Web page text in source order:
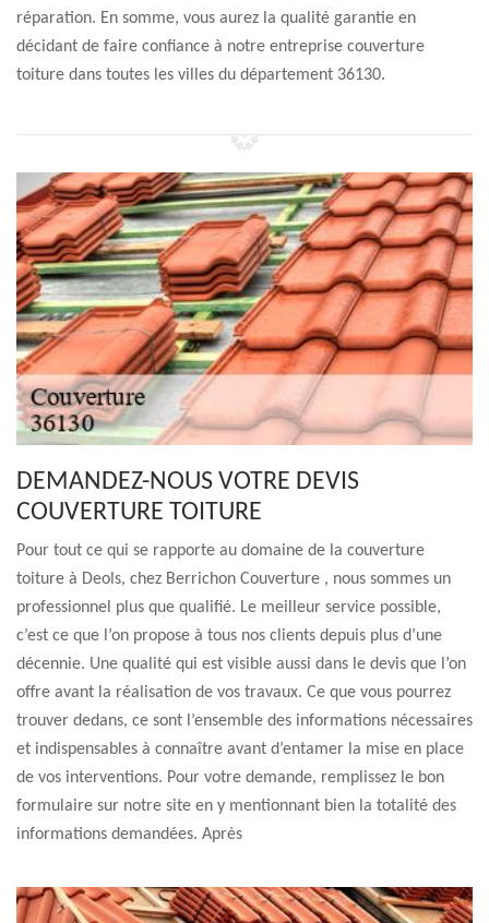
réparation. En somme, vous aurez la qualité garantie en
décidant de faire confiance à notre entreprise couverture
toiture dans toutes les villes du département 36130.
DEMANDEZ-NOUS VOTRE DEVIS
COUVERTURE TOITURE
Pour tout ce qui se rapporte au domaine de la couverture
toiture à Deols, chez Berrichon Couverture , nous sommes un
professionnel plus que qualifié. Le meilleur service possible,
c’est ce que l’on propose à tous nos clients depuis plus d’une
décennie. Une qualité qui est visible aussi dans le devis que l’on
offre avant la réalisation de vos travaux. Ce que vous pourrez
trouver dedans, ce sont l’ensemble des informations nécessaires
et indispensables à connaître avant d’entamer la mise en place
de vos interventions. Pour votre demande, remplissez le bon
formulaire sur notre site en y mentionnant bien la totalité des
informations demandées. Après